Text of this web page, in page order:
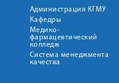
Администрация КГМУ
Кафедры
Медико-
фармацевтический
колледж
Система менеджмента
качества